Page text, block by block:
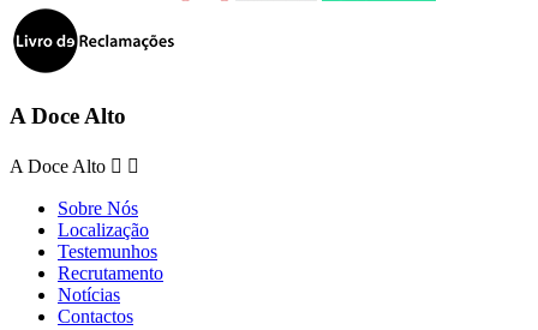
A Doce Alto
A Doce Alto  
Sobre Nós
Localização
Testemunhos
Recrutamento
Notícias
Contactos